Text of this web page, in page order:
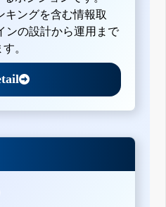
キングを含む情報取
ンの設計から運用まで
。